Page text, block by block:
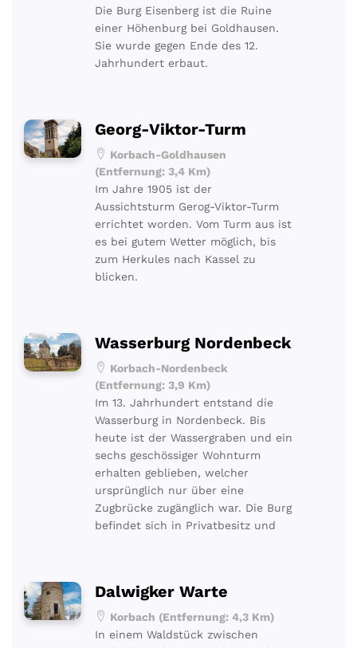
Die Burg Eisenberg ist die Ruine
einer Höhenburg bei Goldhausen.
Sie wurde gegen Ende des 12.
Jahrhundert erbaut.
Georg-Viktor-Turm
Korbach-Goldhausen
(Entfernung: 3,4 Km)
Im Jahre 1905 ist der
Aussichtsturm Gerog-Viktor-Turm
errichtet worden. Vom Turm aus ist
es bei gutem Wetter möglich, bis
zum Herkules nach Kassel zu
blicken.
Wasserburg Nordenbeck
Korbach-Nordenbeck
(Entfernung: 3,9 Km)
Im 13. Jahrhundert entstand die
Wasserburg in Nordenbeck. Bis
heute ist der Wassergraben und ein
sechs geschössiger Wohnturm
erhalten geblieben, welcher
ursprünglich nur über eine
Zugbrücke zugänglich war. Die Burg
befindet sich in Privatbesitz und
Dalwigker Warte
Korbach (Entfernung: 4,3 Km)
In einem Waldstück zwischen